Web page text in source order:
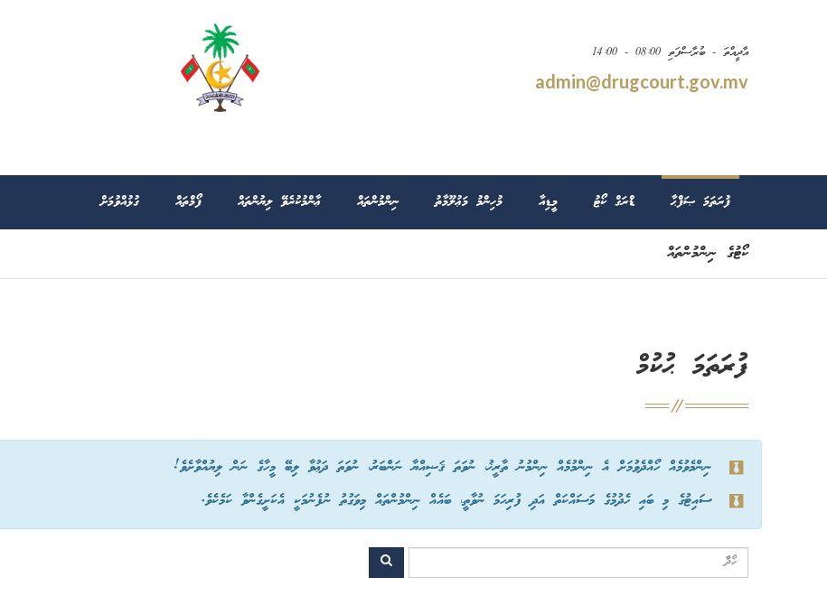
އާދީއްތަ - ބުރާސްފަތި 08:00 - 14:00
admin@drugcourt.gov.mv
ފުރަތަމަ ޞަފްޙާ ޑްރަގް ކޯޓު މީޑިއާ މުހިންމު މަޢުލޫމާތު ނިންމުންތައް ޢާންމުކުރެވޭ ލިޔުންތައް ފޯމްތައް ގުޅުއްވުމަށް
ކޯޓުގެ ނިންމުންތައް
ފުރަތަމަ ޙުކުމް
ނިންމެވުމެއް ހޯއްދެވުމަށް އެ ނިންމުމެއް ނިންމުނު ތާރީޚު، ނުވަތަ ޤަޟިއްޔާ ނަންބަރު، ނުވަތަ ދަޢުވާ ލިބޭ މީހާގެ ނަން ލިޔުއްވާށެވެ!
ސައިޓުގެ މި ބައި ހެދުމުގެ މަސައްކަތް އަދި ފުރިހަމަ ނުވާތީ، ބައެއް ނިންމުންތައް މިވަގުތު ނުފެނުމަކީ އެކަށީގެންވާ ކަމެކެވެ.